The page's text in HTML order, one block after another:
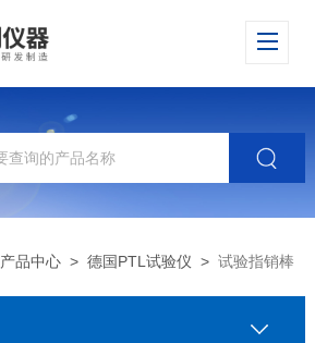
产品中心 >德国PTL试验仪 >试验指销棒